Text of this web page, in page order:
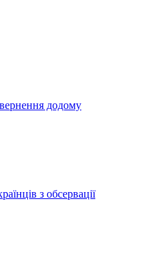
додому
з обсервації